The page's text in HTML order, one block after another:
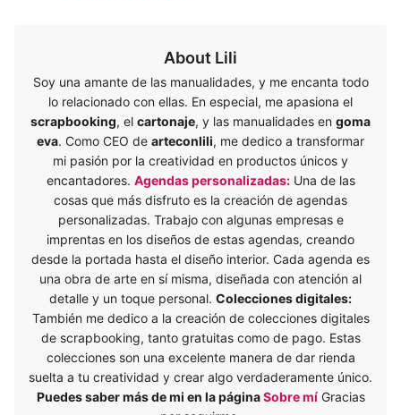
About Lili
Soy una amante de las manualidades, y me encanta todo
lo relacionado con ellas. En especial, me apasiona el
scrapbooking, el cartonaje, y las manualidades en goma
eva. Como CEO de arteconlili, me dedico a transformar
mi pasión por la creatividad en productos únicos y
encantadores. Agendas personalizadas:Una de las
cosas que más disfruto es la creación de agendas
personalizadas. Trabajo con algunas empresas e
imprentas en los diseños de estas agendas, creando
desde la portada hasta el diseño interior. Cada agenda es
una obra de arte en sí misma, diseñada con atención al
detalle y un toque personal. Colecciones digitales:
También me dedico a la creación de colecciones digitales
de scrapbooking, tanto gratuitas como de pago. Estas
colecciones son una excelente manera de dar rienda
suelta a tu creatividad y crear algo verdaderamente único.
Puedes saber más de mi en la páginaSobre míGracias